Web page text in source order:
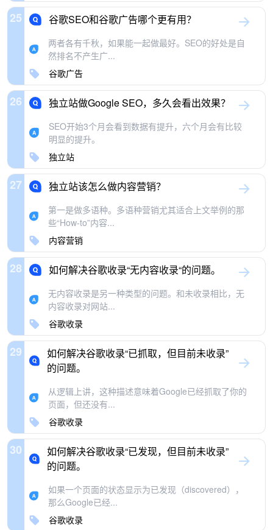
25 谷歌SEO和谷歌广告哪个更有用？
两者各有千秋，如果能一起做最好。SEO的好处是自
然排名不产生广...
谷歌广告
26 独立站做Google SEO，多久会看出效果？
SEO开始3个月会看到数据有提升，六个月会有比较
明显的提升。
独立站
27 独立站该怎么做内容营销？
第一是做多语种。多语种营销尤其适合上文举例的那
些“How-to”内容...
内容营销
28 如何解决谷歌收录“无内容收录“的问题。
无内容收录是另一种类型的问题。和未收录相比，无
内容收录对网站...
谷歌收录
29
如何解决谷歌收录“已抓取，但目前未收录”
的问题。
从逻辑上讲，这种描述意味着Google已经抓取了你的
页面，但还没有...
谷歌收录
30
如何解决谷歌收录“已发现，但目前未收录”
的问题。
如果一个页面的状态显示为已发现（discovered），
那么Google已经...
谷歌收录